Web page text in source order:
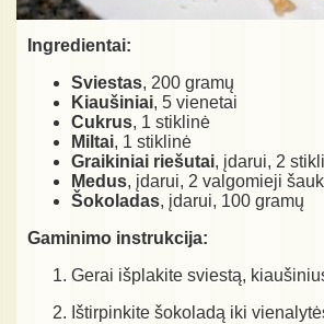
Ingredientai:
Sviestas, 200 gramų
Kiaušiniai, 5 vienetai
Cukrus, 1 stiklinė
Miltai, 1 stiklinė
Graikiniai riešutai, įdarui, 2
Medus, įdarui, 2 valgomieji
Šokoladas, įdarui, 100 gramų
Gaminimo instrukcija:
Gerai išplakite sviestą,
Ištirpinkite šokoladą iki